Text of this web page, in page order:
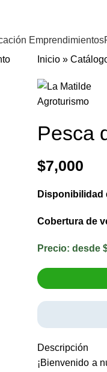
Emprendimientos
Inicio »
Pesca
$7,000
Disponibilidad
Cobertura de
Precio: desde
Descripción
¡Bienvenido a